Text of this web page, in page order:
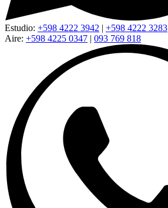
Estudio: +598 4222 3942 | +598 4222 3283
Aire: +598 4225 0347 | 093 769 818